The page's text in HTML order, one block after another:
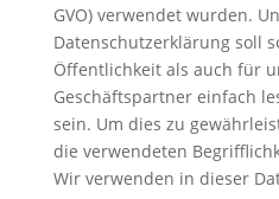
GVO) verwendet wurden.
Datenschutzerklärung soll
Öffentlichkeit als auch für
Geschäftspartner einfach
sein. Um dies zu
die verwendeten
Wir verwenden in dieser